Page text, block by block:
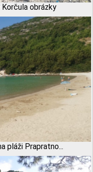
obrázky
pláži Prapratno...